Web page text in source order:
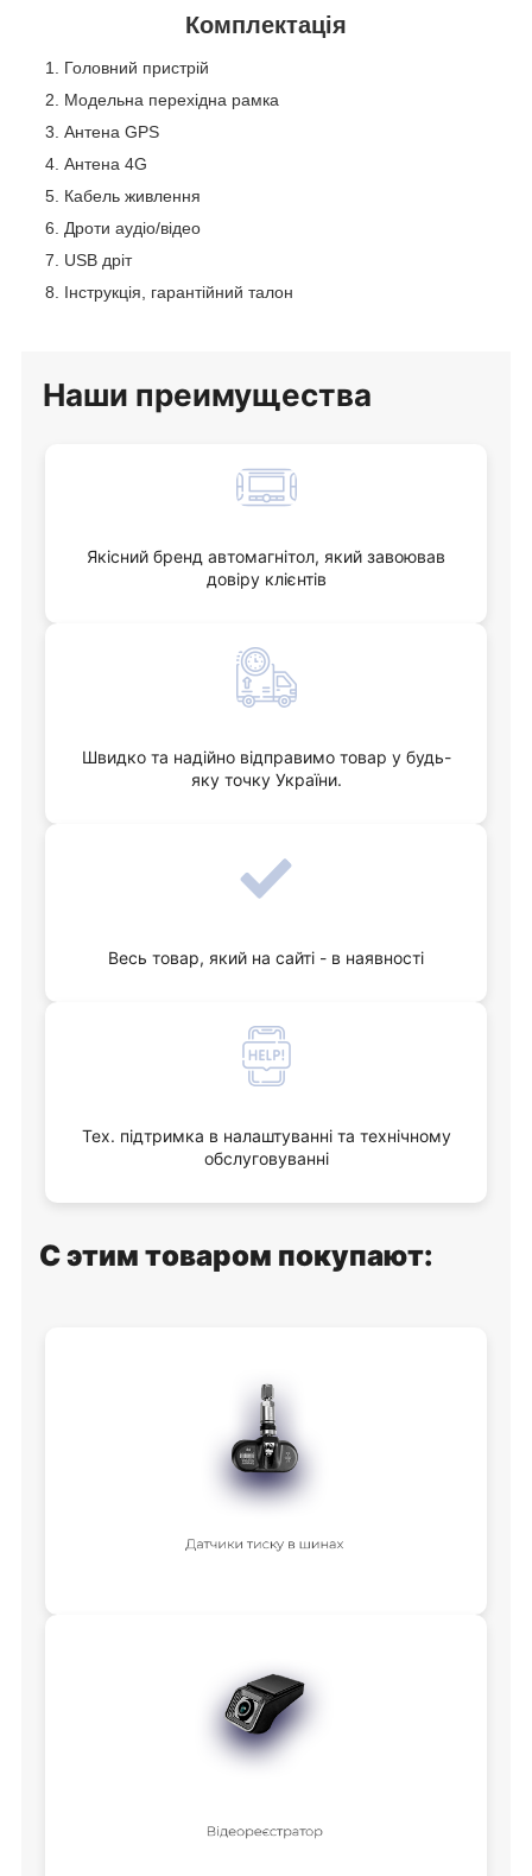
Комплектація
Головний пристрій
Модельна перехідна рамка
Антена GPS
Антена 4G
Кабель живлення
Дроти аудіо/відео
USB дріт
Інструкція, гарантійний талон
Наши преимущества
Якісний бренд автомагнітол, який завоював
довіру клієнтів
Швидко та надійно відправимо товар у будь-
яку точку України.
Весь товар, який на сайті - в наявності
Тех. підтримка в налаштуванні та технічному
обслуговуванні
С этим товаром покупают: